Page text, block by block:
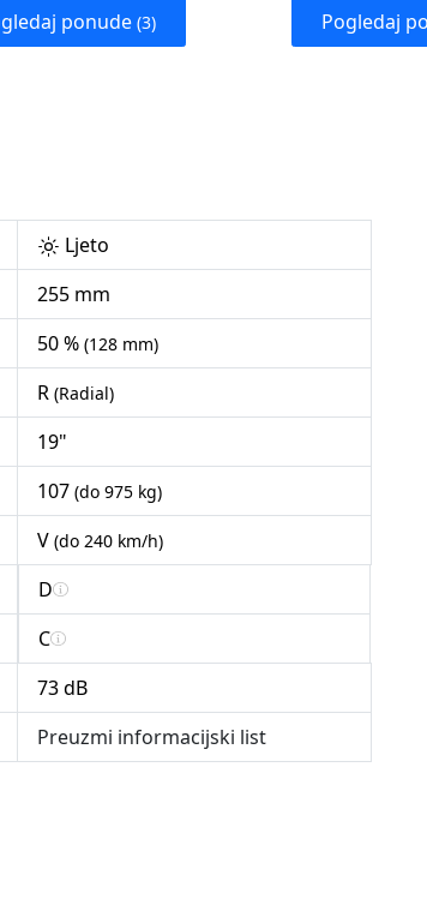
ponude (3) Pogledaj
Ljeto
255 mm
50 % (128 mm)
R (Radial)
19"
107 (do 975 kg)
V (do 240 km/h)
D
C
73 dB
Preuzmi informacijski list